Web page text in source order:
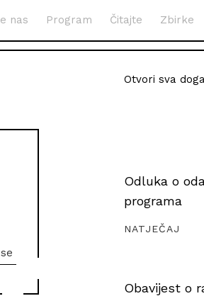
nas Program Čitajte Zbirke
Otvori sva
Odluka o
programa
NATJEČAJ
Obavijest o